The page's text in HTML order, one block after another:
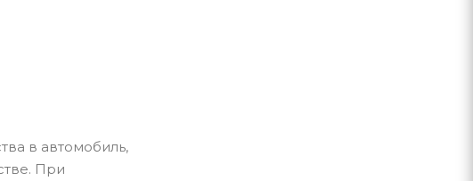
в автомобиль,
При